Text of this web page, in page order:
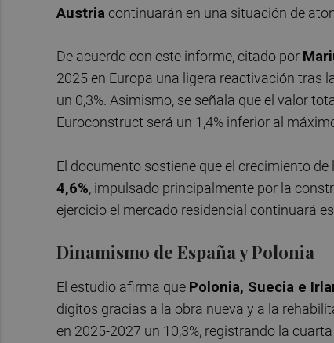
Austria continuarán en una situación de
De acuerdo con este informe, citado por
2025 en Europa una ligera reactivación tras
un 0,3%. Asimismo, se señala que el valor
Euroconstruct será un 1,4% inferior al
El documento sostiene que el crecimiento
4,6%, impulsado principalmente por la
ejercicio el mercado residencial continuará
Dinamismo de España y Polonia
El estudio afirma que Polonia, Suecia e
dígitos gracias a la obra nueva y a la
en 2025-2027 un 10,3%, registrando la